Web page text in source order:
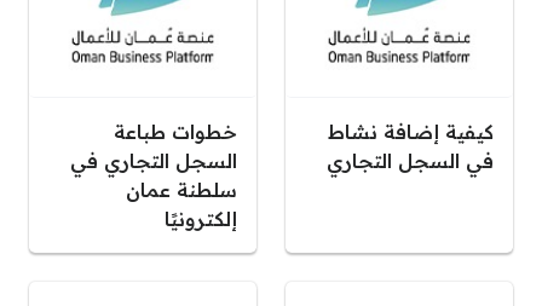
كيفية إضافة نشاط
في السجل التجاري
خطوات طباعة
السجل التجاري في
سلطنة عمان
إلكترونيًا